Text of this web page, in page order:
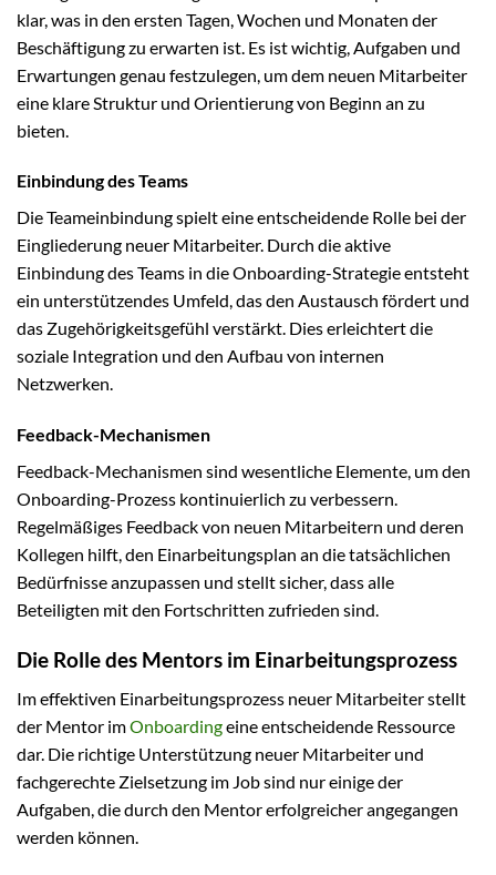
klar, was in den ersten Tagen, Wochen und Monaten der
Beschäftigung zu erwarten ist. Es ist wichtig, Aufgaben und
Erwartungen genau festzulegen, um dem neuen Mitarbeiter
eine klare Struktur und Orientierung von Beginn an zu
bieten.
Einbindung des Teams
Die Teameinbindung spielt eine entscheidende Rolle bei der
Eingliederung neuer Mitarbeiter. Durch die aktive
Einbindung des Teams in die Onboarding-Strategie entsteht
ein unterstützendes Umfeld, das den Austausch fördert und
das Zugehörigkeitsgefühl verstärkt. Dies erleichtert die
soziale Integration und den Aufbau von internen
Netzwerken.
Feedback-Mechanismen
Feedback-Mechanismen sind wesentliche Elemente, um den
Onboarding-Prozess kontinuierlich zu verbessern.
Regelmäßiges Feedback von neuen Mitarbeitern und deren
Kollegen hilft, den Einarbeitungsplan an die tatsächlichen
Bedürfnisse anzupassen und stellt sicher, dass alle
Beteiligten mit den Fortschritten zufrieden sind.
Die Rolle des Mentors im Einarbeitungsprozess
Im effektiven Einarbeitungsprozess neuer Mitarbeiter stellt
der Mentor imOnboardingeine entscheidende Ressource
dar. Die richtige Unterstützung neuer Mitarbeiter und
fachgerechte Zielsetzung im Job sind nur einige der
Aufgaben, die durch den Mentor erfolgreicher angegangen
werden können.